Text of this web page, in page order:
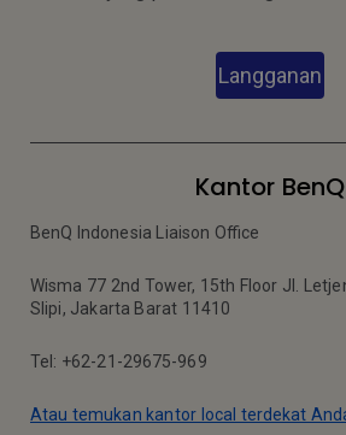
Langganan
Kantor BenQ
BenQ Indonesia Liaison Office
Wisma 77 2nd Tower, 15th Floor Jl.
Slipi, Jakarta Barat 11410
Tel: +62-21-29675-969
Atau temukan kantor local terdekat